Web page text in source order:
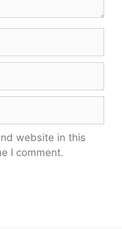
website in this
I comment.